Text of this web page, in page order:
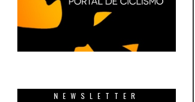
NEWSLETTER